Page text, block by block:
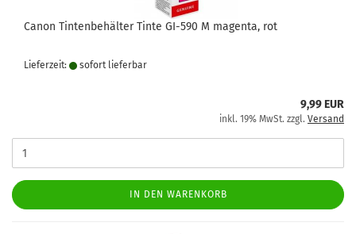
Canon Tintenbehälter Tinte GI-590 M magenta, rot
Lieferzeit: sofort lie­fer­bar
9,99 EUR
inkl. 19% MwSt. zzgl. Versand
IN DEN WARENKORB